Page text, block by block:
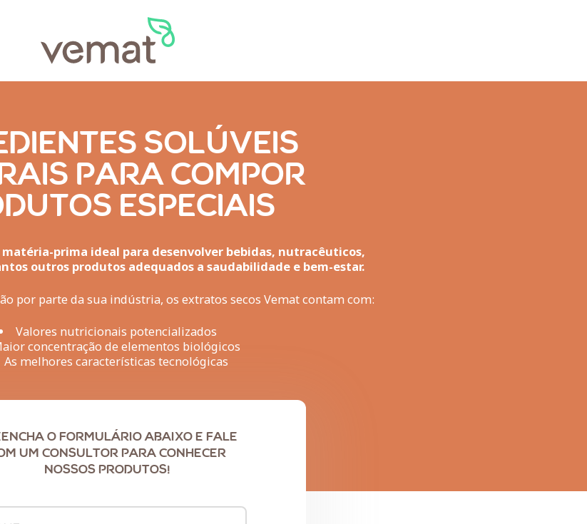
SOLÚVEIS
PARA COMPOR
ESPECIAIS
prima ideal para desenvolver bebidas, nutracêuticos,
outros produtos adequados a saudabilidade e bem-estar.
por parte da sua indústria, os extratos secos Vemat contam com:
Valores nutricionais potencializados
concentração de elementos biológicos
As melhores características tecnológicas
O FORMULÁRIO ABAIXO E FALE
UM CONSULTOR PARA CONHECER
NOSSOS PRODUTOS!